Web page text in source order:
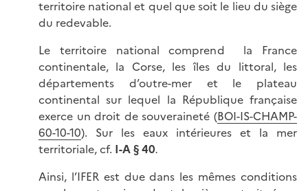
territoire national et quel que soit le lieu du siège
du redevable.
Le territoire national comprend la France
continentale, la Corse, les îles du littoral, les
départements d’outre-mer et le plateau
continental sur lequel la République française
exerce un droit de souveraineté (BOI-IS-CHAMP-
60-10-10). Sur les eaux intérieures et la mer
territoriale, cf. I-A § 40.
Ainsi, l’IFER est due dans les mêmes conditions